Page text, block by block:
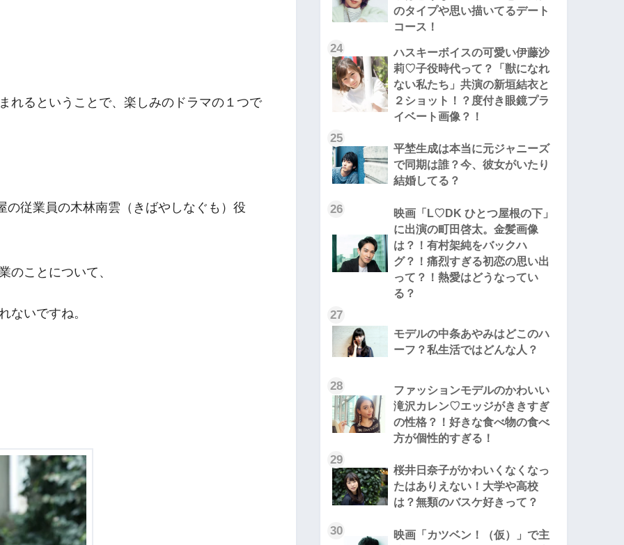
れるということで、楽しみのドラマの１つで
従業員の木林南雲（きばやしなぐも）役
のことについて、
ないですね。
のタイプや思い描いてるデート
コース！
24
ハスキーボイスの可愛い伊藤沙
莉♡子役時代って？「獣になれ
ない私たち」共演の新垣結衣と
２ショット！？度付き眼鏡プラ
イベート画像？！
25
平埜生成は本当に元ジャニーズ
で同期は誰？今、彼女がいたり
結婚してる？
26
映画「L♡DK ひとつ屋根の下」
に出演の町田啓太。金髪画像
は？！有村架純をバックハ
グ？！痛烈すぎる初恋の思い出
って？！熱愛はどうなってい
る？
27
モデルの中条あやみはどこのハ
ーフ？私生活ではどんな人？
28
ファッションモデルのかわいい
滝沢カレン♡エッジがききすぎ
の性格？！好きな食べ物の食べ
方が個性的すぎる！
29
桜井日奈子がかわいくなくなっ
たはありえない！大学や高校
は？無類のバスケ好きって？
30 映画「カツベン！（仮）」で主